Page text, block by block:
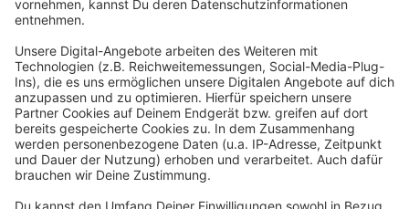
Anzeige
Lisa Feller mit Programm auf Tour
Anzeige
Wer nicht genug bekommen und weitere Portionen
Lachen verschrieben bekommen möchte: Lisa Feller